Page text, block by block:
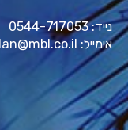
נייד: 0544-717053
אימייל: dan@mbl.co.il